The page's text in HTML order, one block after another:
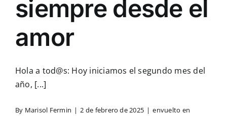
siempre desde el
amor
Hola a tod@s: Hoy iniciamos el segundo mes del
año, [...]
By Marisol Fermin | 2 de febrero de 2025 | envuelto en